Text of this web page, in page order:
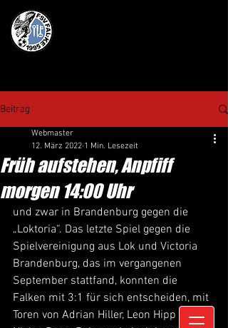
Beitrag
Früh aufstehen, Anpfiff
morgen 14:00 Uhr
Webmaster
12. März 2022 1 Min. Lesezeit
und zwar in Brandenburg gegen die
„Loktoria“. Das letzte Spiel gegen die
Spielvereinigung aus Lok und Victoria
Brandenburg, das im vergangenen
September stattfand, konnten die
Falken mit 3:1 für sich entscheiden, mit
Toren von Adrian Hiller, Leon Hipp und